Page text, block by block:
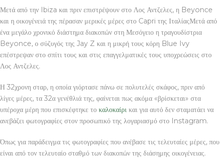
Μετά από την Ibiza και πριν επιστρέψουν στο Λος Αντζελες, η Beyonce
και η οικογένειά της πέρασαν μερικές μέρες στο Capri της ΙταλίαςΜετά από
ένα μεγάλο χρονικό διάστημα διακοπών στη Μεσόγειο η τραγουδίστρια
Beyonce, ο σύζυγός της Jay Z και η μικρή τους κόρη Blue Ivy
επέστρεψαν στο σπίτι τους και στις επαγγελματικές τους υποχρεώσεις στο
Λος Αντζελες.
Η 32χρονη σταρ, η οποία γιόρτασε πάνω σε πολυτελές σκάφος, πριν από
λίγες μέρες, τα 32α γενέθλιά της, φαίνεται πως ακόμα «βρίσκεται» στα
υπέροχα μέρη που επισκέφτηκε το καλοκαίρι και για αυτό δεν σταματάει να
ανεβάζει φωτογραφίες στον προσωπικό της λογαριασμό στο Instagram.
Όπως για παράδειγμα τις φωτογραφίες που ανέβασε τις τελευταίες μέρες, που
είναι από τον τελευταίο σταθμό των διακοπών της διάσημης οικογένειας.